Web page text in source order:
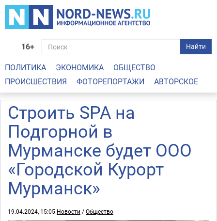
16+ Найти
ПОЛИТИКА ЭКОНОМИКА
ОБЩЕСТВО
ПРОИСШЕСТВИЯ
ФОТОРЕПОРТАЖИ АВТОРСКОЕ
Строить SPA на
Подгорной в
Мурманске будет ООО
«Городской Курорт
Мурманск»
19.04.2024, 15:05 Новости /Общество